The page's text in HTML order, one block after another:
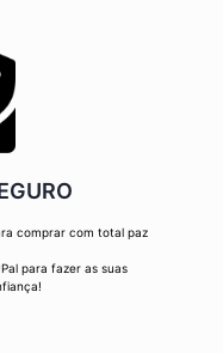
comprar com total paz
para fazer as suas